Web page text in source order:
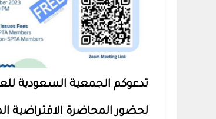
تدعوكم الجمعية السعودية
لحضور المحاضرة الافتراضية